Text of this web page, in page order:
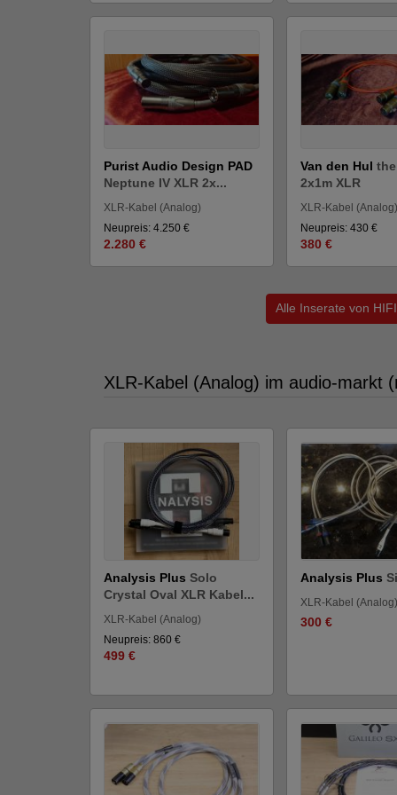
Purist Audio Design PAD
Neptune IV XLR 2x...
XLR-Kabel (Analog)
Neupreis: 4.250 €
2.280 €
Van den Hul
2x1m XLR
XLR-Kabel (Analog)
Neupreis: 430 €
380 €
Alle Inserate von
XLR-Kabel (Analog) im audio-markt
Analysis Plus Solo
Crystal Oval XLR Kabel...
XLR-Kabel (Analog)
Neupreis: 860 €
499 €
Analysis Plus
XLR-Kabel (Analog)
300 €